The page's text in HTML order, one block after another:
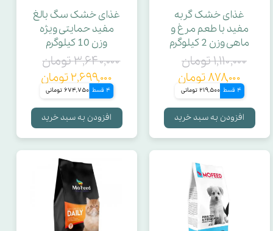
غذای خشک گربه
مفید با طعم مرغ و
ماهی وزن 2 کیلوگرم
۱,۱۱۰,۰۰۰ تومان
۸۷۸,۰۰۰ تومان
4 قسط 219,500 تومانی
افزودن به سبد خرید
غذای خشک سگ بالغ
مفید حمایتی ویژه
وزن 10 کیلوگرم
۳,۶۴۰,۰۰۰ تومان
۲,۶۹۹,۰۰۰ تومان
4 قسط 674,750 تومانی
افزودن به سبد خرید